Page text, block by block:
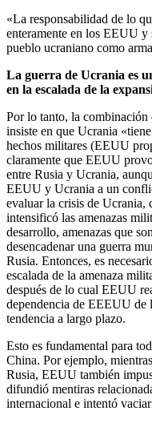
«La responsabilidad de lo
enteramente en los EEUU y
pueblo ucraniano como
La guerra de Ucrania es
en la escalada de la
Por lo tanto, la
insiste en que Ucrania
hechos militares (EEUU
claramente que EEUU
entre Rusia y Ucrania,
EEUU y Ucrania a un
evaluar la crisis de Ucrania,
intensificó las amenazas
desarrollo, amenazas que
desencadenar una guerra
Rusia. Entonces, es
escalada de la amenaza
después de lo cual EEUU
dependencia de EEEUU de
tendencia a largo plazo.
Esto es fundamental para
China. Por ejemplo,
Rusia, EEUU también
difundió mentiras
internacional e intentó